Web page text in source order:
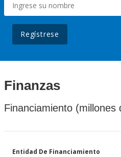
Regístrese
Finanzas
Financiamiento (millones
Entidad De Financiamiento